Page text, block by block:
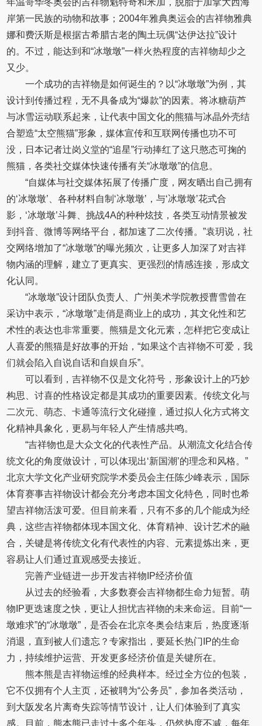
年温哥华冬奥会的吉祥物魁特奇和米加，脱胎于加拿大西海
岸第一民族的动物和故事；2004年雅典奥运会的吉祥物雅典
娜和费沃斯是根据古希腊古老的陶土玩偶“达伊达拉”设计
的。不过，能达到和“冰墩墩”一样火热程度的吉祥物却少之
又少。
一个成功的吉祥物是如何诞生的？以“冰墩墩”为例，其
设计到传播过程，无不具备成为“爆款”的因素。将冰糖葫芦
与冰雪运动联系起来，让代表中国文化的熊猫与冰晶外壳结
合塑造“太空熊猫”形象，媒体宣传和互联网传播也功不可
没，日本记者辻岗义堂的“追星”行动捧红了这只憨态可掬的
熊猫，各类社交媒体快速传播有关“冰墩墩”的信息。
“自媒体与社交媒体拓展了传播广度，网友晒出自己拥有
的‘冰墩墩’、各种材料自制‘冰墩墩’，与‘冰墩墩’花式合
影，‘冰墩墩’斗舞、挑战4A的种种炫技，各类互动情景被发
到抖音、微博等网络平台，都加速了二次传播。”袁玥说，社
交网络增加了“冰墩墩”的曝光频次，让更多人加深了对吉祥
物内涵的理解，建立了更真实、更强烈的情感连接，形成文
化认同。
“冰墩墩”设计团队负责人、广州美术学院教授曹雪曾在
采访中表示，“冰墩墩”走俏是商业上的成功，其文化性和艺
术性的表达也非常重要。熊猫是文化元素，怎样把它变成让
人喜爱的熊猫是好故事的开始，“如果这个吉祥物不可爱，我
们就会陷入自说自话和自娱自乐”。
可以看到，吉祥物不仅是文化符号，形象设计上的巧妙
构思、讨喜的性格设定都是其成功的重要因素。传统文化与
二次元、萌态、卡通等流行文化碰撞，通过拟人化方式将文
化精神具象化，更易与年轻人产生情感共鸣。
“吉祥物也是大众文化的代表性产品。从潮流文化结合传
统文化的角度做设计，可以体现出‘新国潮’的理念和风格。”
北京大学文化产业研究院学术委员会主任陈少峰表示，国际
体育赛事吉祥物设计都会充分考虑本国文化特色，同时也希
望吉祥物活泼可爱。但目前来看，只有不多的几个能成为经
典，这些吉祥物都体现本国文化、体育精神、设计艺术的融
合，关键是将传统文化有代表性的内容、元素提炼出来，更
容易让人们通过直观感受去接近。
完善产业链进一步开发吉祥物IP经济价值
从过去的经验看，大多数赛会吉祥物都生命力短暂。萌
物IP更迭速度之快，更让人担忧吉祥物的未来命运。目前“一
墩难求”的“冰墩墩”，是否会在北京冬奥会结束后，热度逐渐
消退，直到被人们遗忘？专家指出，要延长热门IP的生命
力，持续维护运营、开发更多经济价值是关键所在。
熊本熊是吉祥物运维的经典样本。经过全方位的包装，
它不仅拥有个人主页，还被聘为“公务员”，参加各类活动，
到大阪发名片离奇失踪等情节设计，让人们体验到了真实
感。目前，熊本熊已走过十多个年头，仍然热度不减，每年